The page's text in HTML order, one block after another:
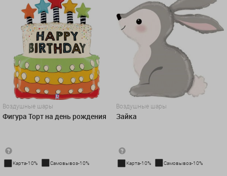
Воздушные шары
Фигура Торт на день рождения
Карта-10% Самовывоз-10%
Воздушные шары
Зайка
Карта-10% Самовывоз-10%